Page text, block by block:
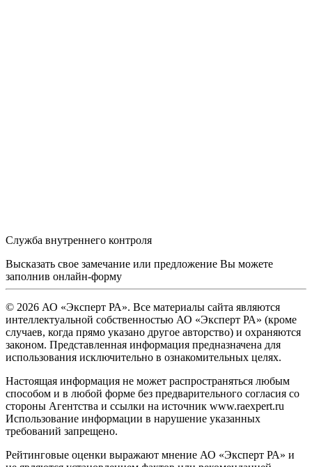
Служба внутреннего контроля
Высказать свое замечание или предложение Вы можете
заполнив онлайн-форму
© 2026 АО «Эксперт РА». Все материалы сайта являются
интеллектуальной собственностью АО «Эксперт РА» (кроме
случаев, когда прямо указано другое авторство) и охраняются
законом. Представленная информация предназначена для
использования исключительно в ознакомительных целях.
Настоящая информация не может распространяться любым
способом и в любой форме без предварительного согласия со
стороны Агентства и ссылки на источник www.raexpert.ru
Использование информации в нарушение указанных
требований запрещено.
Рейтинговые оценки выражают мнение АО «Эксперт РА» и